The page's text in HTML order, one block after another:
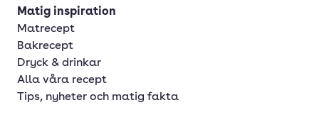
Matig inspiration
Matrecept
Bakrecept
Dryck & drinkar
Alla våra recept
Tips, nyheter och matig fakta